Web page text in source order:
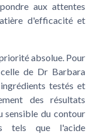
aux attentes
d'efficacité et
absolue. Pour
de Dr Barbara
testés et
des résultats
sensible du contour
tels que l'acide